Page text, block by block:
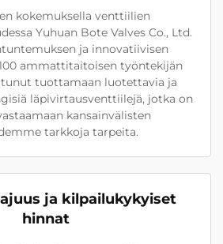
kokemuksella venttiilien
Yuhuan Bote Valves Co., Ltd.
ja innovatiivisen
ammattitaitoisen työntekijän
tuottamaan luotettavia ja
läpivirtausventtiilejä, jotka on
kansainvälisten
tarkkoja tarpeita.
ja kilpailukykyiset
hinnat